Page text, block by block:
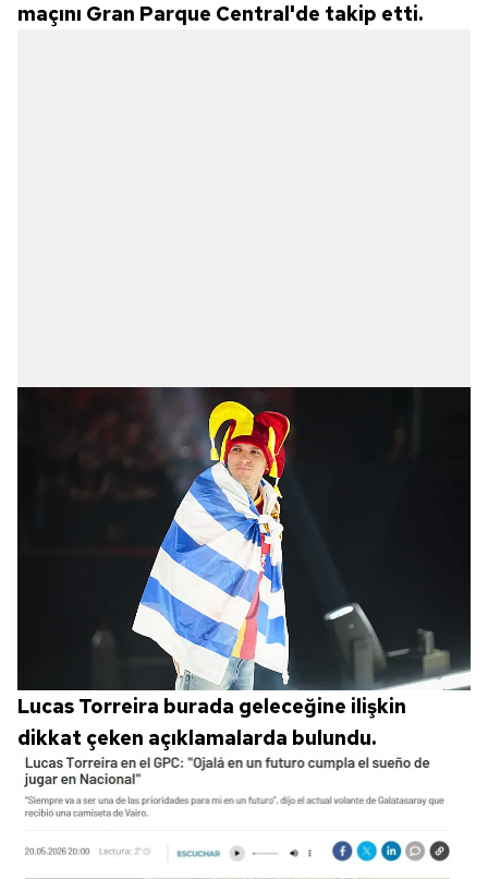
maçını Gran Parque Central'de takip etti.
Lucas Torreira burada geleceğine ilişkin
dikkat çeken açıklamalarda bulundu.